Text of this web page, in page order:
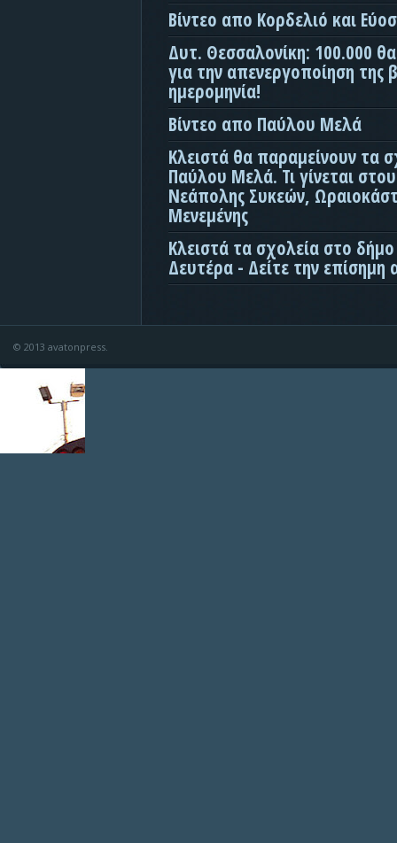
Βίντεο απο Κορδελιό και
Δυτ. Θεσσαλονίκη: 100.000
για την απενεργοποίηση της
ημερομηνία!
Βίντεο απο Παύλου Μελά
Κλειστά θα παραμείνουν τα
Παύλου Μελά. Τι γίνεται
Νεάπολης Συκεών,
Μενεμένης
Κλειστά τα σχολεία στο
Δευτέρα - Δείτε την επίσημη
© 2013 avatonpress.